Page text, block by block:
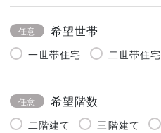
任意 希望世帯
一世帯住宅 二世帯住宅
任意 希望階数
二階建て 三階建て